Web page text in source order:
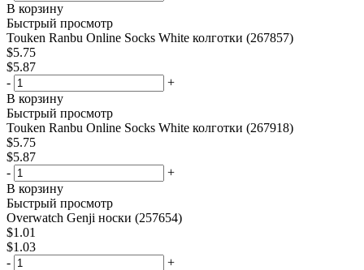
В корзину
Быстрый просмотр
Touken Ranbu Online Socks White колготки (267857)
$5.75
$5.87
-
+
В корзину
Быстрый просмотр
Touken Ranbu Online Socks White колготки (267918)
$5.75
$5.87
-
+
В корзину
Быстрый просмотр
Overwatch Genji носки (257654)
$1.01
$1.03
-
+